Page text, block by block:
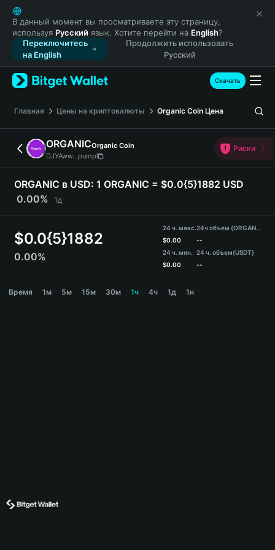
English
日本語
Tiếng Việt
Русский
Español (Latinoamérica)
Türkçe
Français
Deutsch
简体中文
繁體中文
Português (Portugal)
Bahasa Indonesia
ภาษาไทย
हिन्दी
Español
Português (Brasil)
В данный момент вы просматриваете эту страницу,
используя Русский язык. Хотите перейти на English?
Переключитесь
на English
Продолжить использовать
Русский
Скачать
Главная Цены на криптовалюты Organic Coin Цена
ORGANICOrganic Coin
DJYAww...pump
Риски
ORGANIC в USD: 1 ORGANIC = $0.0{5}1882 USD
0.00%
1д
$0.0{5}1882
0.00%
24 ч. макс.
$0.00
24 ч. мин.
$0.00
24ч объем (ORGANIC)
--
24 ч. объем(USDT)
--
Время 1м 5м 15м 30м 1ч 4ч 1д 1н